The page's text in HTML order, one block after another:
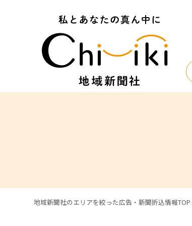
地域新聞社のエリアを絞った広告・新聞折込情報TOP